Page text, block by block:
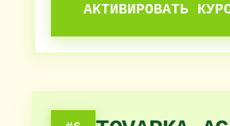
АКТИВИРОВАТЬ